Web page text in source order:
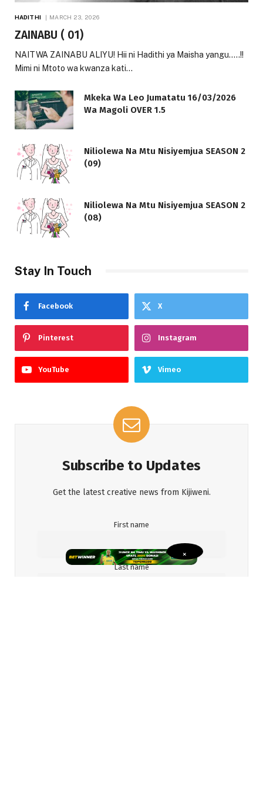
HADITHI MARCH 23, 2026
ZAINABU ( 01)
NAITWA ZAINABU ALIYU! Hii ni Hadithi ya Maisha yangu…..!!
Mimi ni Mtoto wa kwanza kati…
Mkeka Wa Leo Jumatatu 16/03/2026
Wa Magoli OVER 1.5
Niliolewa Na Mtu Nisiyemjua SEASON 2
(09)
Niliolewa Na Mtu Nisiyemjua SEASON 2
(08)
Stay In Touch
Facebook X
Pinterest Instagram
YouTube Vimeo
Subscribe to Updates
Get the latest creative news from Kijiweni.
First name
Last name
×